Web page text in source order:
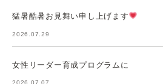
猛暑酷暑お見舞い申し上げます
2026.07.29
女性リーダー育成プログラムに